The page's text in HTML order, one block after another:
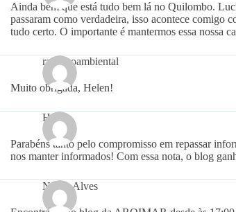
Ainda bem que está tudo bem lá no Quilombo.
passaram como verdadeira, isso acontece comigo
tudo certo. O importante é mantermos essa nossa
racismoambiental
Muito obrigada, Helen!
Helen
Parabéns tanto pelo compromisso em repassar
nos manter informados! Com essa nota, o blog
Nilton Alves